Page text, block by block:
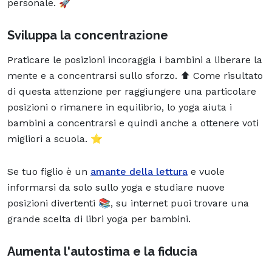
personale. 🚀
Sviluppa la concentrazione
Praticare le posizioni incoraggia i bambini a liberare la
mente e a concentrarsi sullo sforzo. ⬆️ Come risultato
di questa attenzione per raggiungere una particolare
posizioni o rimanere in equilibrio, lo yoga aiuta i
bambini a concentrarsi e quindi anche a ottenere voti
migliori a scuola. ⭐
Se tuo figlio è un amante della lettura e vuole
informarsi da solo sullo yoga e studiare nuove
posizioni divertenti 📚, su internet puoi trovare una
grande scelta di libri yoga per bambini.
Aumenta l'autostima e la fiducia